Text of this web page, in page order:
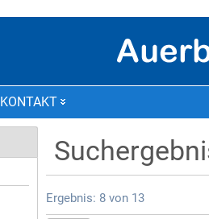
KONTAKT
Ergebnis: 8 von 13